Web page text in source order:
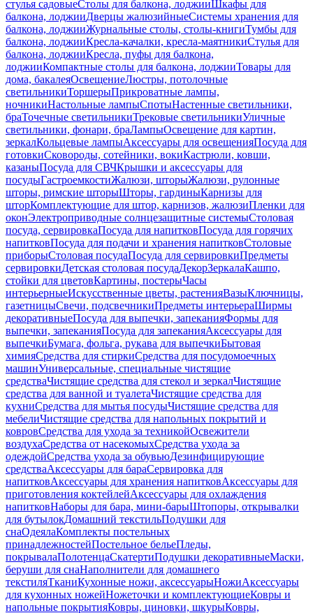
стулья садовыеСтолы для балкона, лоджииШкафы для
балкона, лоджииДверцы жалюзийныеСистемы хранения для
балкона, лоджииЖурнальные столы, столы-книгиТумбы для
балкона, лоджииКресла-качалки, кресла-маятникиСтулья для
балкона, лоджииКресла, пуфы для балкона,
лоджииКомпактные столы для балкона, лоджииТовары для
дома, бакалеяОсвещениеЛюстры, потолочные
светильникиТоршерыПрикроватные лампы,
ночникиНастольные лампыСпотыНастенные светильники,
браТочечные светильникиТрековые светильникиУличные
светильники, фонари, браЛампыОсвещение для картин,
зеркалКольцевые лампыАксессуары для освещенияПосуда для
готовкиСковороды, сотейники, вокиКастрюли, ковши,
казаныПосуда для СВЧКрышки и аксессуары для
посудыГастроемкостиЖалюзи, шторыЖалюзи, рулонные
шторы, римские шторыШторы, гардиныКарнизы для
шторКомплектующие для штор, карнизов, жалюзиПленки для
оконЭлектроприводные солнцезащитные системыСтоловая
посуда, сервировкаПосуда для напитковПосуда для горячих
напитковПосуда для подачи и хранения напитковСтоловые
приборыСтоловая посудаПосуда для сервировкиПредметы
сервировкиДетская столовая посудаДекорЗеркалаКашпо,
стойки для цветовКартины, постерыЧасы
интерьерныеИскусственные цветы, растенияВазыКлючницы,
газетницыСвечи, подсвечникиПредметы интерьераШирмы
декоративныеПосуда для выпечки, запеканияФормы для
выпечки, запеканияПосуда для запеканияАксессуары для
выпечкиБумага, фольга, рукава для выпечкиБытовая
химияСредства для стиркиСредства для посудомоечных
машинУниверсальные, специальные чистящие
средстваЧистящие средства для стекол и зеркалЧистящие
средства для ванной и туалетаЧистящие средства для
кухниСредства для мытья посудыЧистящие средства для
мебелиЧистящие средства для напольных покрытий и
ковровСредства для ухода за техникойОсвежители
воздухаСредства от насекомыхСредства ухода за
одеждойСредства ухода за обувьюДезинфицирующие
средстваАксессуары для бараСервировка для
напитковАксессуары для хранения напитковАксессуары для
приготовления коктейлейАксессуары для охлаждения
напитковНаборы для бара, мини-барыШтопоры, открывалки
для бутылокДомашний текстильПодушки для
снаОдеялаКомплекты постельных
принадлежностейПостельное бельеПледы,
покрывалаПолотенцаСкатертиПодушки декоративныеМаски,
беруши для снаНаполнители для домашнего
текстиляТканиКухонные ножи, аксессуарыНожиАксессуары
для кухонных ножейНожеточки и комплектующиеКовры и
напольные покрытияКовры, циновки, шкурыКовры,